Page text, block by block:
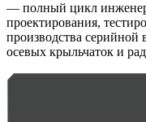
— полный цикл
проектирования,
производства
осевых крыльчаток и